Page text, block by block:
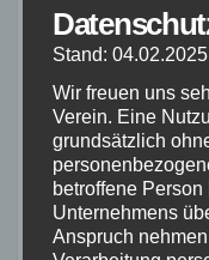
mehrerer
Haltern, MSC
Hagener AC und
Das Ziel dieser
Veranstaltungen
Stand: 04.02.2025
Wir freuen uns
Verein. Eine
grundsätzlich
betroffene
Unternehmens
Anspruch